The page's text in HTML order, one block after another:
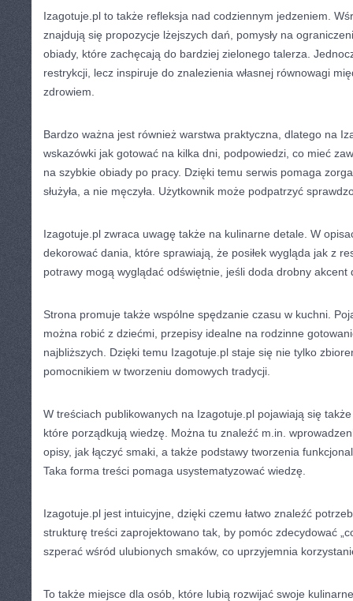
Izagotuje.pl to także refleksja nad codziennym jedzeniem.
znajdują się propozycje lżejszych dań, pomysły na
obiady, które zachęcają do bardziej zielonego talerza.
restrykcji, lecz inspiruje do znalezienia własnej równowagi
zdrowiem.
Bardzo ważna jest również warstwa praktyczna, dlatego na
wskazówki jak gotować na kilka dni, podpowiedzi, co mieć
na szybkie obiady po pracy. Dzięki temu serwis pomaga
służyła, a nie męczyła. Użytkownik może podpatrzyć
Izagotuje.pl zwraca uwagę także na kulinarne detale. W
dekorować dania, które sprawiają, że posiłek wygląda jak z
potrawy mogą wyglądać odświętnie, jeśli doda drobny akcent
Strona promuje także wspólne spędzanie czasu w kuchni.
można robić z dziećmi, przepisy idealne na rodzinne
najbliższych. Dzięki temu Izagotuje.pl staje się nie tylko
pomocnikiem w tworzeniu domowych tradycji.
W treściach publikowanych na Izagotuje.pl pojawiają się
które porządkują wiedzę. Można tu znaleźć m.in.
opisy, jak łączyć smaki, a także podstawy tworzenia
Taka forma treści pomaga usystematyzować wiedzę.
Izagotuje.pl jest intuicyjne, dzięki czemu łatwo znaleźć
strukturę treści zaprojektowano tak, by pomóc zdecydować
szperać wśród ulubionych smaków, co uprzyjemnia
To także miejsce dla osób, które lubią rozwijać swoje